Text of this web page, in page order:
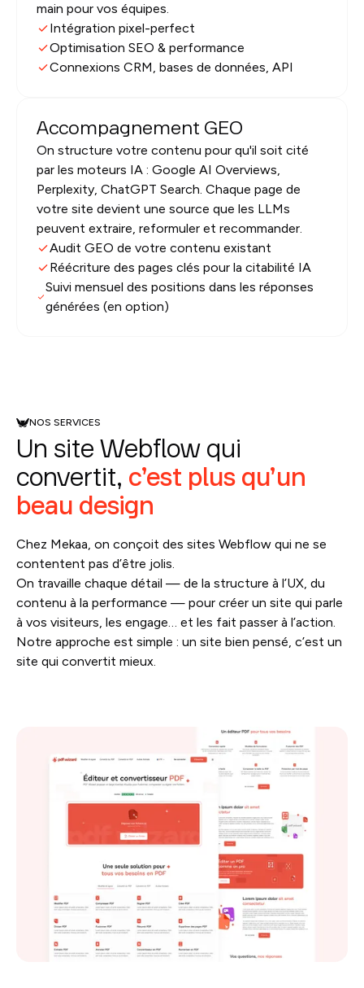
main pour vos équipes.
Intégration pixel-perfect
Optimisation SEO & performance
Connexions CRM, bases de données, API
Accompagnement GEO
On structure votre contenu pour qu'il soit cité
par les moteurs IA : Google AI Overviews,
Perplexity, ChatGPT Search. Chaque page de
votre site devient une source que les LLMs
peuvent extraire, reformuler et recommander.
Audit GEO de votre contenu existant
Réécriture des pages clés pour la citabilité IA
Suivi mensuel des positions dans les réponses
générées (en option)
NOS SERVICES
Un site Webflow qui
convertit, c’est plus qu’un
beau design
Chez Mekaa, on conçoit des sites Webflow qui ne se
contentent pas d’être jolis.
On travaille chaque détail — de la structure à l’UX, du
contenu à la performance — pour créer un site qui parle
à vos visiteurs, les engage… et les fait passer à l’action.
Notre approche est simple : un site bien pensé, c’est un
site qui convertit mieux.